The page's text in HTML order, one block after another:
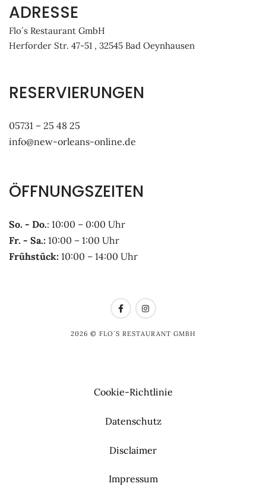
ADRESSE
Flo´s Restaurant GmbH
Herforder Str. 47-51 , 32545 Bad Oeynhausen
RESERVIERUNGEN
05731 – 25 48 25
info@new-orleans-online.de
ÖFFNUNGSZEITEN
So. - Do.: 10:00 – 0:00 Uhr
Fr. - Sa.: 10:00 – 1:00 Uhr
Frühstück: 10:00 – 14:00 Uhr
2026 © FLO´S RESTAURANT GMBH
Cookie-Richtlinie
Datenschutz
Disclaimer
Impressum